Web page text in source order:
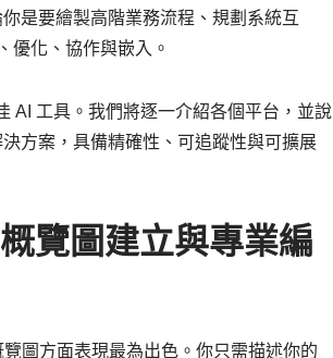
是要繪製高階業務流程、規劃系統互
優化、協作與嵌入。
AI 工具。我們將逐一介紹各個平台，並說
方案，具備精確性、可追蹤性與可擴展
覽圖建立與專業編
圖方面表現最為出色。你只需描述你的